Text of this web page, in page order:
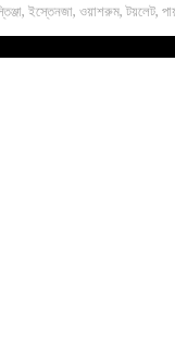
,ইস্তেনজা,ওয়াশরুম,টয়লেট,